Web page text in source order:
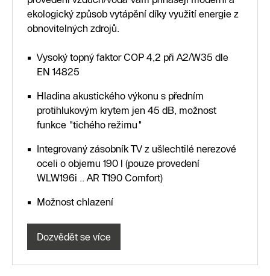
ekologický způsob vytápění díky využití energie z
obnovitelných zdrojů.
Vysoký topný faktor COP 4,2 při A2/W35 dle
EN 14825
Hladina akustického výkonu s předním
protihlukovým krytem jen 45 dB, možnost
funkce "tichého režimu"
Integrovaný zásobník TV z ušlechtilé nerezové
oceli o objemu 190 l (pouze provedení
WLW196i .. AR T190 Comfort)
Možnost chlazení
Dozvědět se více